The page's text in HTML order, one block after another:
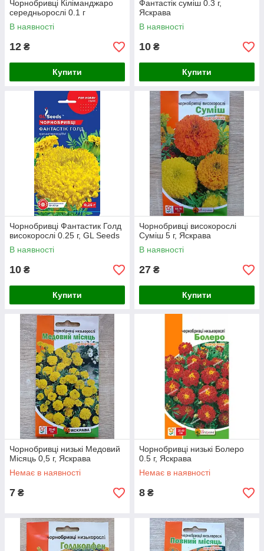
Чорнобривці Кіліманджаро
середньорослі 0.1 г
В наявності
12 ₴
Купити
Фантастік суміш 0.3 г,
Яскрава
В наявності
10 ₴
Купити
Чорнобривці Фантастик Голд
високорослі 0.25 г, GL Seeds
В наявності
10 ₴
Купити
Чорнобривці високорослі
Суміш 5 г, Яскрава
В наявності
27 ₴
Купити
Чорнобривці низькі Медовий
Місяць 0,5 г, Яскрава
Немає в наявності
7 ₴
Чорнобривці низькі Болеро
0.5 г, Яскрава
Немає в наявності
8 ₴